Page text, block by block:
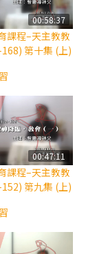
太陽與生態音
方濟各（上）
將臨期避靜】—
內化
期避靜】—耶穌
努爾」
期避靜】—耶穌
期避靜】—「馬
00:58:37
課程–天主教教
第十集 (上)
00:47:11
課程–天主教教
第九集 (上)